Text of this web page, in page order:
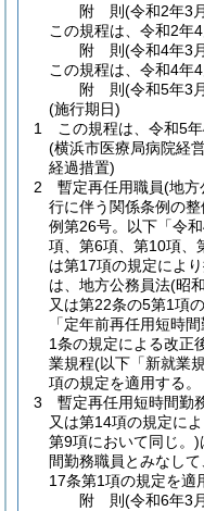
附 則(令和2年3月
この規程は、令和2年
附 則(令和4年3月
この規程は、令和4年
附 則(令和5年3月
(施行期日)
1
この規程は、令和5
(横浜市医療局病院経
経過措置)
2
暫定再任用職員(地方
行に伴う関係条例の整
例第26号。以下「令
項、第6項、第10項、
は第17項の規定によ
は、地方公務員法(昭
又は第22条の5第1項
「定年前再任用短時
1条の規定による改正
業規程(以下「新就業
項の規定を適用する。
3
暫定再任用短時間勤
又は第14項の規定に
第9項において同じ。)
間勤務職員とみなし
17条第1項の規定を適
附 則(令和6年3月